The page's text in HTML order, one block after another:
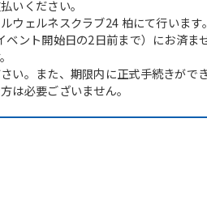
いください。
ウェルネスクラブ24 柏にて行います。
ント開始日の2日前まで）にお済ま
。また、期限内に正式手続きがで
は必要ございません。